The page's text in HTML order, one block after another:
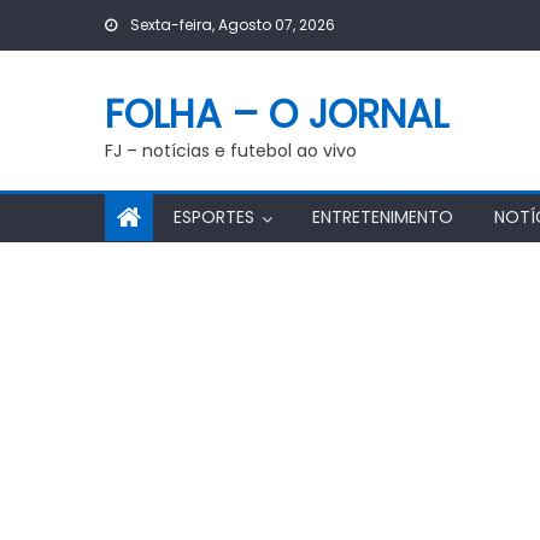
Sexta-feira, Agosto 07, 2026
FOLHA – O JORNAL
FJ – notícias e futebol ao vivo
ESPORTES ENTRETENIMENTO